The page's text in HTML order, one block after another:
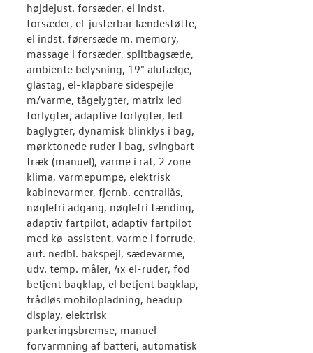
højdejust. forsæder, el indst.
forsæder, el-justerbar lændestøtte,
el indst. førersæde m. memory,
massage i forsæder, splitbagsæde,
ambiente belysning, 19" alufælge,
glastag, el-klapbare sidespejle
m/varme, tågelygter, matrix led
forlygter, adaptive forlygter, led
baglygter, dynamisk blinklys i bag,
mørktonede ruder i bag, svingbart
træk (manuel), varme i rat, 2 zone
klima, varmepumpe, elektrisk
kabinevarmer, fjernb. centrallås,
nøglefri adgang, nøglefri tænding,
adaptiv fartpilot, adaptiv fartpilot
med kø-assistent, varme i forrude,
aut. nedbl. bakspejl, sædevarme,
udv. temp. måler, 4x el-ruder, fod
betjent bagklap, el betjent bagklap,
trådløs mobilopladning, headup
display, elektrisk
parkeringsbremse, manuel
forvarmning af batteri, automatisk